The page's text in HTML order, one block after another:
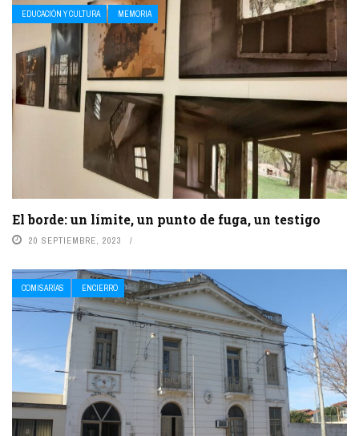
EDUCACIÓN Y CULTURA MEMORIA
El borde: un límite, un punto de fuga, un testigo
20 SEPTIEMBRE, 2023
COMISARÍAS ENCIERRO